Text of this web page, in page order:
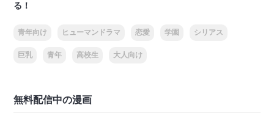
る！
青年向け ヒューマンドラマ 恋愛 学園 シリアス
巨乳 青年 高校生 大人向け
無料配信中の漫画